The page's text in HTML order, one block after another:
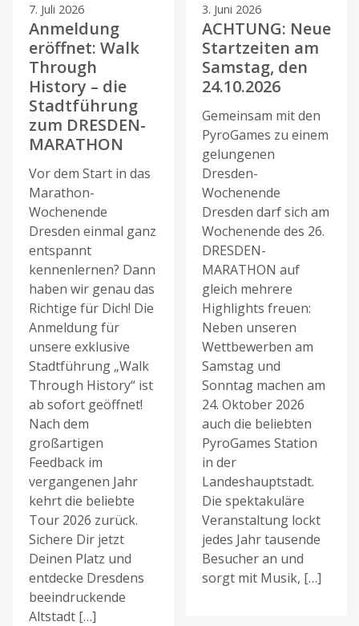
7. Juli 2026
Anmeldung
eröffnet: Walk
Through
History – die
Stadtführung
zum DRESDEN-
MARATHON
Vor dem Start in das
Marathon-
Wochenende
Dresden einmal ganz
entspannt
kennenlernen? Dann
haben wir genau das
Richtige für Dich! Die
Anmeldung für
unsere exklusive
Stadtführung „Walk
Through History“ ist
ab sofort geöffnet!
Nach dem
großartigen
Feedback im
vergangenen Jahr
kehrt die beliebte
Tour 2026 zurück.
Sichere Dir jetzt
Deinen Platz und
entdecke Dresdens
beeindruckende
Altstadt […]
3. Juni 2026
ACHTUNG: Neue
Startzeiten am
Samstag, den
24.10.2026
Gemeinsam mit den
PyroGames zu einem
gelungenen
Dresden-
Wochenende
Dresden darf sich am
Wochenende des 26.
DRESDEN-
MARATHON auf
gleich mehrere
Highlights freuen:
Neben unseren
Wettbewerben am
Samstag und
Sonntag machen am
24. Oktober 2026
auch die beliebten
PyroGames Station
in der
Landeshauptstadt.
Die spektakuläre
Veranstaltung lockt
jedes Jahr tausende
Besucher an und
sorgt mit Musik, […]